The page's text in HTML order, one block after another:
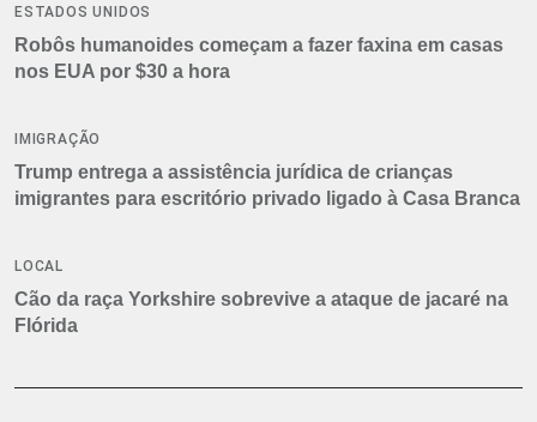
ESTADOS UNIDOS
Robôs humanoides começam a fazer faxina em casas
nos EUA por $30 a hora
IMIGRAÇÃO
Trump entrega a assistência jurídica de crianças
imigrantes para escritório privado ligado à Casa Branca
LOCAL
Cão da raça Yorkshire sobrevive a ataque de jacaré na
Flórida